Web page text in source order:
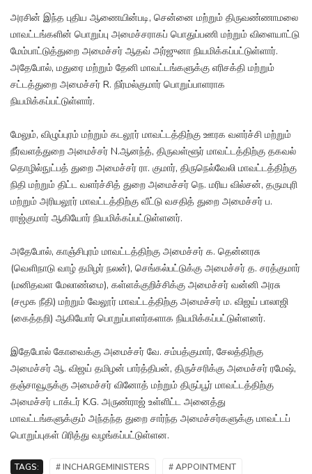
அரசின் இந்த புதிய ஆணையின்படி, சென்னை மற்றும் திருவண்ணாமலை
மாவட்டங்களின் பொறுப்பு அமைச்சராகப் பொதுப்பணி மற்றும் விளையாட்டு
மேம்பாட்டுத்துறை அமைச்சர் ஆதவ் அர்ஜுனா நியமிக்கப்பட்டுள்ளார்.
அதேபோல், மதுரை மற்றும் தேனி மாவட்டங்களுக்கு எரிசக்தி மற்றும்
சட்டத்துறை அமைச்சர் R. நிர்மல்குமார் பொறுப்பாளராக
நியமிக்கப்பட்டுள்ளார்.
மேலும், விழுப்புரம் மற்றும் கடலூர் மாவட்டத்திற்கு ஊரக வளர்ச்சி மற்றும்
நீர்வளத்துறை அமைச்சர் N.ஆனந்த், திருவள்ளூர் மாவட்டத்திற்கு தகவல்
தொழில்நுட்பத் துறை அமைச்சர் ரா. குமார், திருநெல்வேலி மாவட்டத்திற்கு
நிதி மற்றும் திட்ட வளர்ச்சித் துறை அமைச்சர் நெ. மரிய வில்சன், தருமபுரி
மற்றும் அரியலூர் மாவட்டத்திற்கு வீட்டு வசதித் துறை அமைச்சர் ப.
ராஜ்குமார் ஆகியோர் நியமிக்கப்பட்டுள்ளனர்.
அதேபோல், காஞ்சிபுரம் மாவட்டத்திற்கு அமைச்சர் க. தென்னரசு
(வெளிநாடு வாழ் தமிழர் நலன்), செங்கல்பட்டுக்கு அமைச்சர் த. சரத்குமார்
(மனிதவள மேலாண்மை), கள்ளக்குறிச்சிக்கு அமைச்சர் வன்னி அரசு
(சமூக நீதி) மற்றும் வேலூர் மாவட்டத்திற்கு அமைச்சர் ம. விஜய் பாலாஜி
(கைத்தறி) ஆகியோர் பொறுப்பாளர்களாக நியமிக்கப்பட்டுள்ளனர்.
இதேபோல் கோவைக்கு அமைச்சர் வே. சம்பத்குமார், சேலத்திற்கு
அமைச்சர் ஆ. விஜய் தமிழன் பார்த்திபன், திருச்சரிக்கு அமைச்சர் ரமேஷ்,
தஞ்சாவூருக்கு அமைச்சர் வினோத் மற்றும் திருப்பூர் மாவட்டத்திற்கு
அமைச்சர் டாக்டர் K.G. அருண்ராஜ் உள்ளிட்ட அனைத்து
மாவட்டங்களுக்கும் அந்தந்த துறை சார்ந்த அமைச்சர்களுக்கு மாவட்டப்
பொறுப்புகள் பிரித்து வழங்கப்பட்டுள்ளன.
TAGS: # INCHARGEMINISTERS # APPOINTMENT